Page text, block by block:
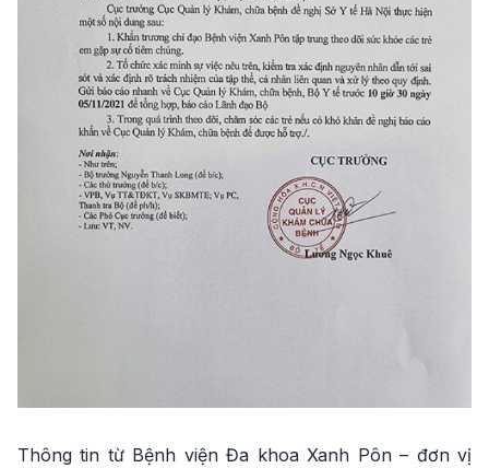
Thông tin từ Bệnh viện Đa khoa Xanh Pôn – đơn vị